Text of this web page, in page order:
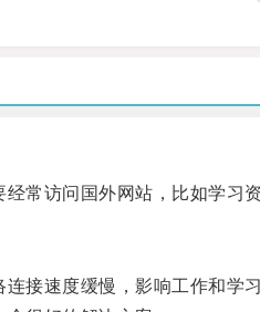
访问国外网站，比如学习资
速度缓慢，影响工作和学习